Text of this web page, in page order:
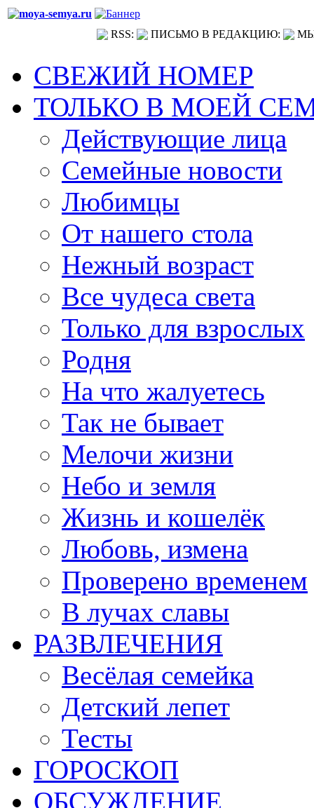
RSS: ПИСЬМО В РЕДАКЦИЮ:
СВЕЖИЙ НОМЕР
ТОЛЬКО В МОЕЙ
Действующие лица
Семейные новости
Любимцы
От нашего стола
Нежный возраст
Все чудеса света
Только для взрослых
Родня
На что жалуетесь
Так не бывает
Мелочи жизни
Небо и земля
Жизнь и кошелёк
Любовь, измена
Проверено временем
В лучах славы
РАЗВЛЕЧЕНИЯ
Весёлая семейка
Детский лепет
Тесты
ГОРОСКОП
ОБСУЖДЕНИЕ